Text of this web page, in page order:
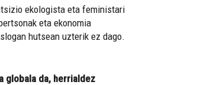
ekologista eta feministari
eta ekonomia
hutsean uzterik ez dago.
globala da, herrialdez